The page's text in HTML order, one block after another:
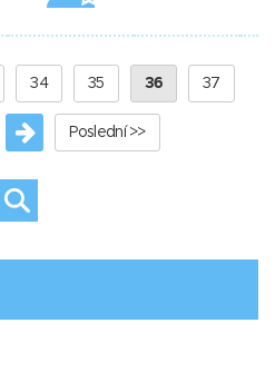
34 35 36 37
Poslední >>